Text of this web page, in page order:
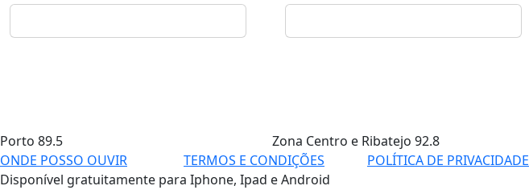
Porto 89.5 Zona Centro e Ribatejo 92.8
ONDE POSSO OUVIR
TERMOS E CONDIÇÕES POLÍTICA DE PRIVACIDADE
Disponível gratuitamente para Iphone, Ipad e Android